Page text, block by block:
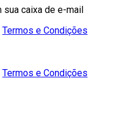
sua caixa de e-mail
Termos e Condições
Termos e Condições